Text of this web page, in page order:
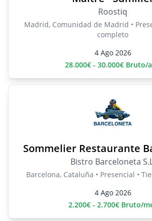
Roostiq
Madrid, Comunidad de Madrid •
completo
4 Ago 2026
28.000€ - 30.000€ Bruto/
Sommelier Restaurante
Bistro Barceloneta
Barcelona, Cataluña • Presencial •
4 Ago 2026
2.200€ - 2.700€ Bruto/